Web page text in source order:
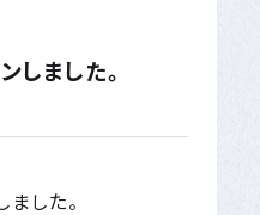
しました。
した。